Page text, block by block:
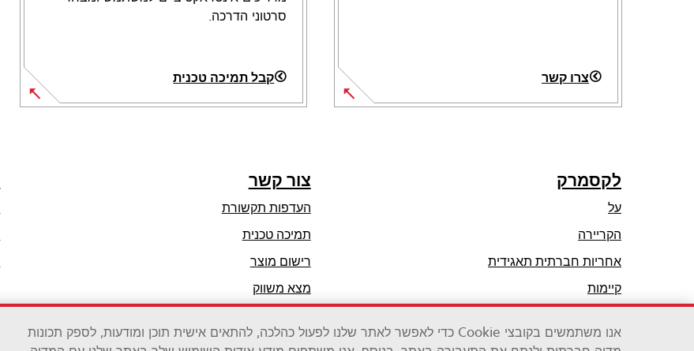
צרו קשר
סרטוני הדרכה.
קבל תמיכה טכנית
opens
tab
לקסמרק
על
הקריירה
אחריות חברתית תאגידיתopens
tab
קיימות
צור קשר
העדפות תקשורת
תמיכה טכניתopens
tab
רישום מוצר
מצא משווק
אנו משתמשים בקובצי Cookie כדי לאפשר לאתר שלנו לפעול כהלכה, להתאים אישית תוכן ומודעות, לספק תכונות